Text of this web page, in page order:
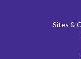
Sites &